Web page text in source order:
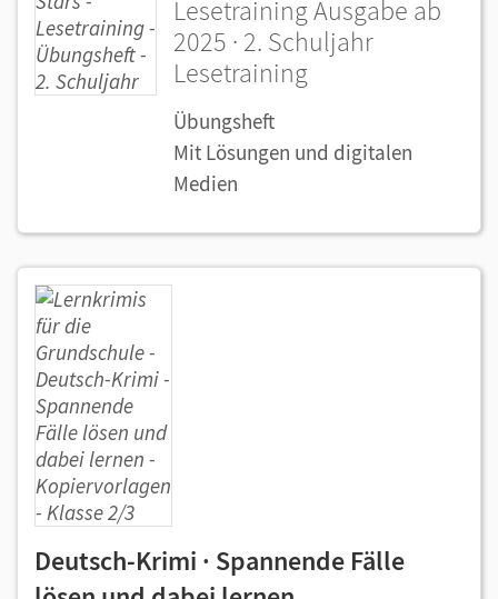
Lesetraining Ausgabe ab
2025 · 2. Schuljahr
Lesetraining
Übungsheft
Mit Lösungen und digitalen
Medien
Deutsch-Krimi · Spannende Fälle